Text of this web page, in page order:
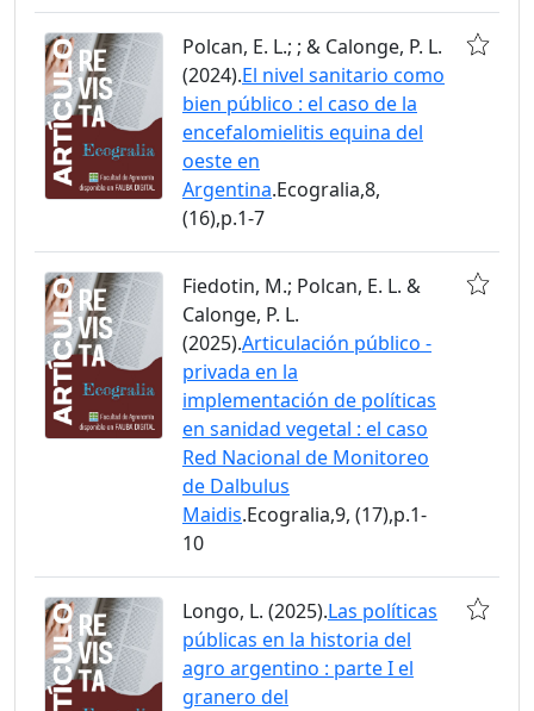
Polcan, E. L.; ; & Calonge, P. L.
(2024).El nivel sanitario como
bien público : el caso de la
encefalomielitis equina del
oeste en
Argentina.Ecogralia,8,
(16),p.1-7
Fiedotin, M.; Polcan, E. L. &
Calonge, P. L.
(2025).Articulación público -
privada en la
implementación de políticas
en sanidad vegetal : el caso
Red Nacional de Monitoreo
de Dalbulus
Maidis.Ecogralia,9, (17),p.1-
10
Longo, L. (2025).Las políticas
públicas en la historia del
agro argentino : parte I el
granero del